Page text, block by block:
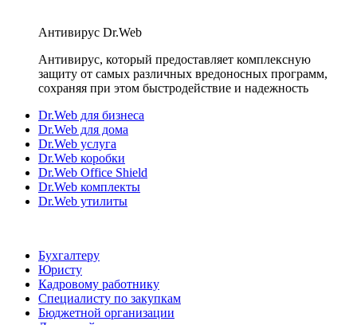
Антивирус Dr.Web
Антивирус, который предоставляет комплексную
защиту от самых различных вредоносных программ,
сохраняя при этом быстродействие и надежность
Dr.Web для бизнеса
Dr.Web для дома
Dr.Web услуга
Dr.Web коробки
Dr.Web Office Shield
Dr.Web комплекты
Dr.Web утилиты
Бухгалтеру
Юристу
Кадровому работнику
Специалисту по закупкам
Бюджетной организации